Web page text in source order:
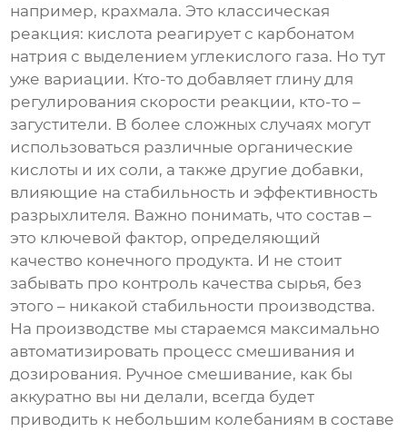
например, крахмала. Это классическая
реакция: кислота реагирует с карбонатом
натрия с выделением углекислого газа. Но тут
уже вариации. Кто-то добавляет глину для
регулирования скорости реакции, кто-то –
загустители. В более сложных случаях могут
использоваться различные органические
кислоты и их соли, а также другие добавки,
влияющие на стабильность и эффективность
разрыхлителя. Важно понимать, что состав –
это ключевой фактор, определяющий
качество конечного продукта. И не стоит
забывать про контроль качества сырья, без
этого – никакой стабильности производства.
На производстве мы стараемся максимально
автоматизировать процесс смешивания и
дозирования. Ручное смешивание, как бы
аккуратно вы ни делали, всегда будет
приводить к небольшим колебаниям в составе